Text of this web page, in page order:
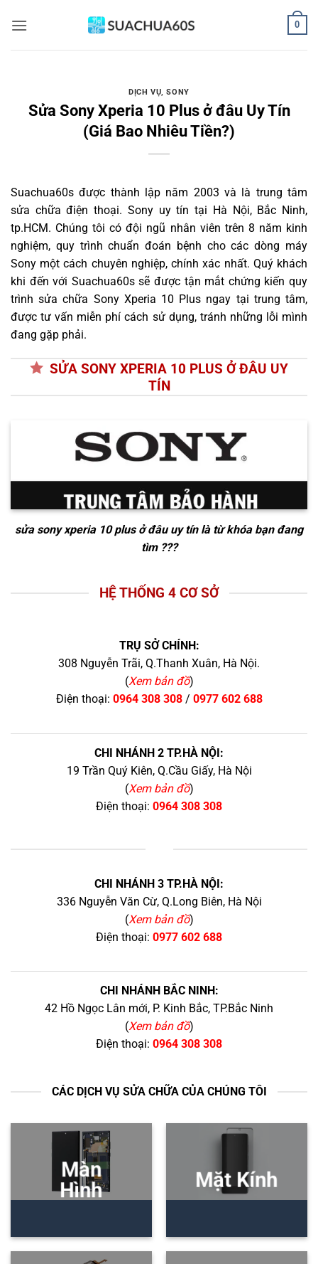
qua
0
DỊCH VỤ,SONY
Sửa Sony Xperia 10 Plus ở đâu Uy Tín
(Giá Bao Nhiêu Tiền?)
Suachua60s được thành lập năm 2003 và là trung tâm
sửa chữa điện thoại. Sony uy tín tại Hà Nội, Bắc Ninh,
tp.HCM. Chúng tôi có đội ngũ nhân viên trên 8 năm kinh
nghiệm, quy trình chuẩn đoán bệnh cho các dòng máy
Sony một cách chuyên nghiệp, chính xác nhất. Quý khách
khi đến với Suachua60s sẽ được tận mắt chứng kiến quy
trình sửa chữa Sony Xperia 10 Plus ngay tại trung tâm,
được tư vấn miễn phí cách sử dụng, tránh những lỗi mình
đang gặp phải.
SỬA SONY XPERIA 10 PLUS Ở ĐÂU UY
TÍN
sửa sony xperia 10 plus ở đâu uy tínlà từ khóa bạn đang
tìm ???
HỆ THỐNG 4 CƠ SỞ
TRỤ SỞ CHÍNH:
308 Nguyễn Trãi, Q.Thanh Xuân, Hà Nội.
(Xem bản đồ)
Điện thoại: 0964 308 308/ 0977 602 688
CHI NHÁNH 2 TP.HÀ NỘI:
19 Trần Quý Kiên, Q.Cầu Giấy, Hà Nội
(Xem bản đồ)
Điện thoại: 0964 308 308
CHI NHÁNH 3 TP.HÀ NỘI:
336 Nguyễn Văn Cừ, Q.Long Biên, Hà Nội
(Xem bản đồ)
Điện thoại: 0977 602 688
CHI NHÁNH BẮC NINH:
42 Hồ Ngọc Lân mới, P. Kinh Bắc, TP.Bắc Ninh
(Xem bản đồ)
Điện thoại: 0964 308 308
CÁC DỊCH VỤ SỬA CHỮA CỦA CHÚNG TÔI
Màn
Hình
Mặt Kính